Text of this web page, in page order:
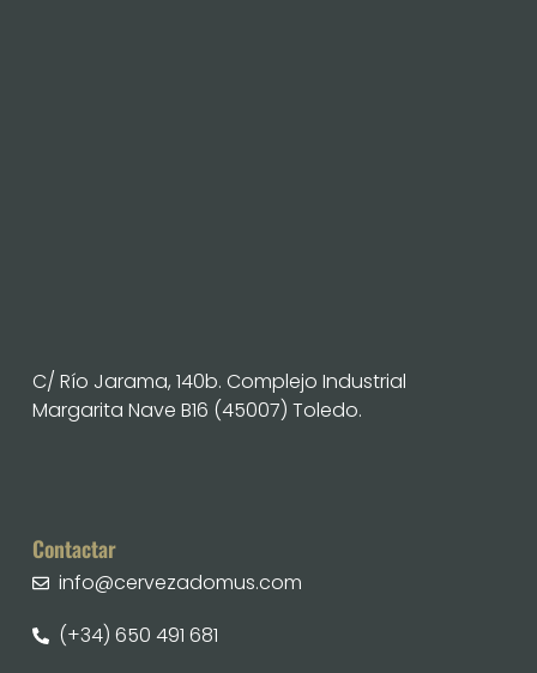
Contactar
info@cervezadomus.com
(+34) 650 491 681
C/ Río Jarama, 140b. Complejo Industrial
Margarita Nave B16 (45007) Toledo.